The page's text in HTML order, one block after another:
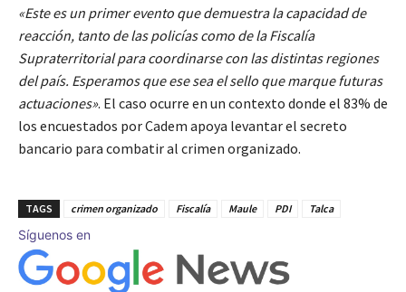
«Este es un primer evento que demuestra la capacidad de
reacción, tanto de las policías como de la Fiscalía
Supraterritorial para coordinarse con las distintas regiones
del país. Esperamos que ese sea el sello que marque futuras
actuaciones». El caso ocurre en un contexto donde el 83% de
los encuestados por Cadem apoya levantar el secreto
bancario para combatir al crimen organizado.
TAGS crimen organizado Fiscalía Maule PDI Talca
Síguenos en